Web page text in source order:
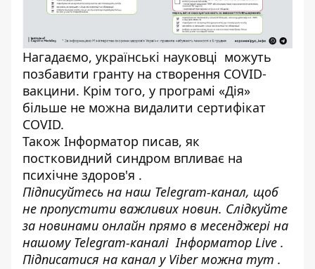
Нагадаємо, українські науковці можуть
позбавити гранту на створення COVID-
вакцини. Крім того, у програмі «Дія»
більше не можна видалити сертифікат
COVID.
Також Інформатор писав, як
постковидний синдром впливає на
психічне здоров'я .
Підписуйтесь на наш Telegram-канал, щоб
не пропустити важливих новин. Слідкуйте
за новинами онлайн прямо в месенджері на
нашому Telegram-каналіІнформатор Live .
Підписатися на канал у Viber можна тут .